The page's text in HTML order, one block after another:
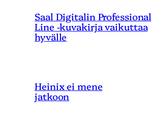
Saal Digitalin Professional
Line -kuvakirja vaikuttaa
hyvälle
Heinix ei mene
jatkoon